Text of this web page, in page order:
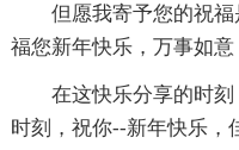
但愿我寄予您的祝
福您新年快乐，万事如意
在这快乐分享的时
时刻，祝你--新年快乐，